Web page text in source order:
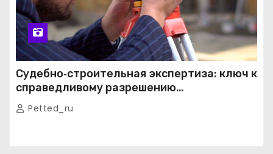
Судебно‑строительная экспертиза: ключ к
справедливому разрешению
строительных споров
Petted_ru